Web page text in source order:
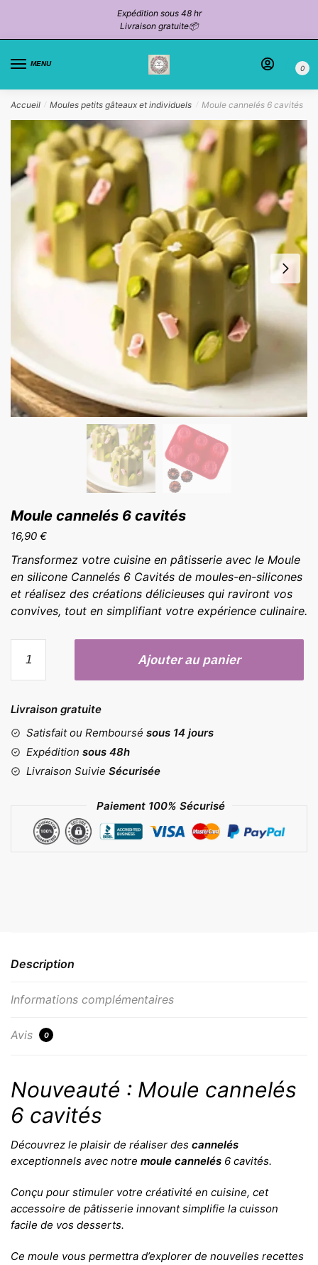
la
navigation
contenu
Expédition sous 48 hr
Livraison gratuite📦
MENU
0
Accueil / Moules petits gâteaux et individuels / Moule cannelés 6 cavités
Moule cannelés 6 cavités
16,90 €
Transformez votre cuisine en pâtisserie avec le Moule
en silicone Cannelés 6 Cavités de moules-en-silicones
et réalisez des créations délicieuses qui raviront vos
convives, tout en simplifiant votre expérience culinaire.
Moule
6
cavités
Ajouter au panier
Livraison gratuite
Satisfait ou Remboursé sous 14 jours
Expédition sous 48h
Livraison Suivie Sécurisée
Paiement 100% Sécurisé
Description
Informations complémentaires
Avis 0
Nouveauté : Moule cannelés
6 cavités
Découvrez le plaisir de réaliser des cannelés
exceptionnels avec notre moule cannelés 6 cavités.
Conçu pour stimuler votre créativité en cuisine, cet
accessoire de pâtisserie innovant simplifie la cuisson
facile de vos desserts.
Ce moule vous permettra d’explorer de nouvelles recettes